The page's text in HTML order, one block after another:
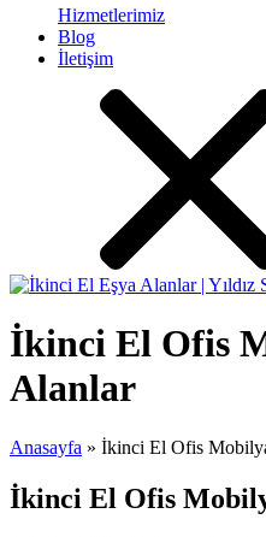
Hizmetlerimiz
Blog
İletişim
İkinci El Ofis
Alanlar
Anasayfa » İkinci El Ofis
İkinci El Ofis